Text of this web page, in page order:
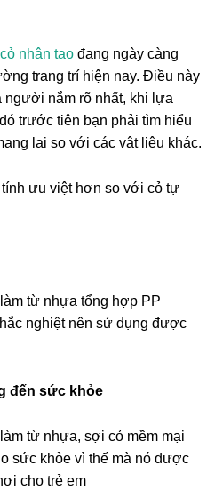
cỏ nhân tạo đang ngày càng
trang trí hiện nay. Điều này
người nắm rõ nhất, khi lựa
trước tiên bạn phải tìm hiểu
lại so với các vật liệu khác.
ưu việt hơn so với cỏ tự
từ nhựa tổng hợp PP
nghiệt nên sử dụng được
đến sức khỏe
từ nhựa, sợi cỏ mềm mại
sức khỏe vì thế mà nó được
cho trẻ em